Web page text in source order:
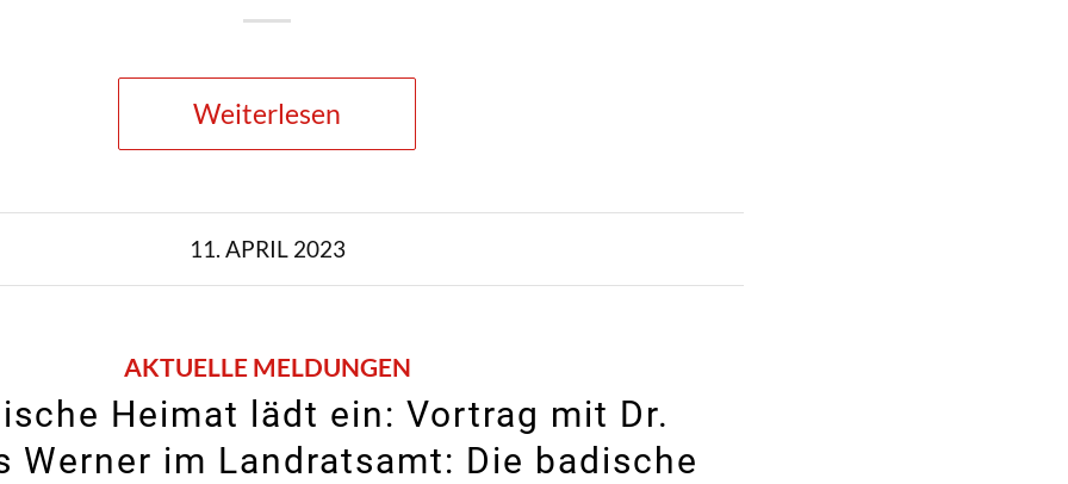
Weiterlesen
11. APRIL 2023
AKTUELLE MELDUNGEN
Heimat lädt ein: Vortrag mit Dr.
Werner im Landratsamt: Die badische